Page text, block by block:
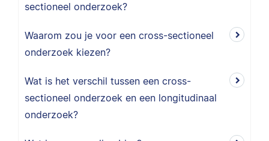
sectioneel onderzoek?
Waarom zou je voor een cross-sectioneel
onderzoek kiezen?
Wat is het verschil tussen een cross-
sectioneel onderzoek en een longitudinaal
onderzoek?